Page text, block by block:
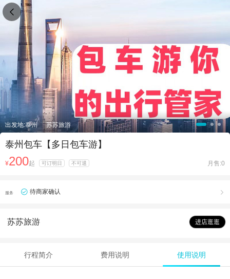
出发地:泰州 苏苏旅游
泰州包车【多日包车游】
¥200起 可订明日 不可退 月售:0
服务 待商家确认 
苏苏旅游 进店逛逛
行程简介 费用说明 使用说明
